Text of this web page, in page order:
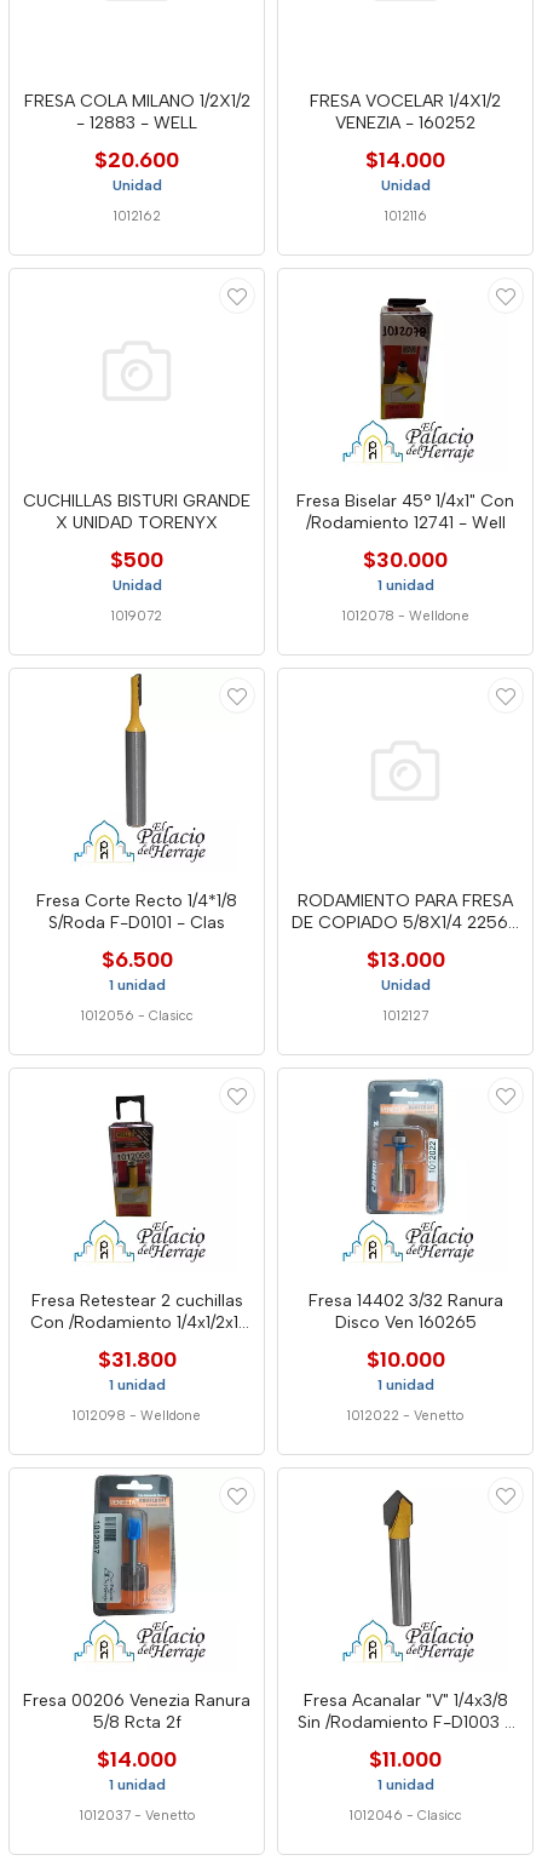
FRESA COLA MILANO 1/2X1/2
- 12883 - WELL
$20.600
Unidad
1012162
FRESA VOCELAR 1/4X1/2
VENEZIA - 160252
$14.000
Unidad
1012116
CUCHILLAS BISTURI GRANDE
X UNIDAD TORENYX
$500
Unidad
1019072
Fresa Biselar 45° 1/4x1" Con
/Rodamiento 12741 - Well
$30.000
1 unidad
1012078 - Welldone
Fresa Corte Recto 1/4*1/8
S/Roda F-D0101 - Clas
$6.500
1 unidad
1012056 - Clasicc
RODAMIENTO PARA FRESA
DE COPIADO 5/8X1/4 22564
$13.000
Unidad
1012127
Fresa Retestear 2 cuchillas
Con /Rodamiento 1/4x1/2x1"
$31.800
1 unidad
1012098 - Welldone
Fresa 14402 3/32 Ranura
Disco Ven 160265
$10.000
1 unidad
1012022 - Venetto
Fresa 00206 Venezia Ranura
5/8 Rcta 2f
$14.000
1 unidad
1012037 - Venetto
Fresa Acanalar "V" 1/4x3/8
Sin /Rodamiento F-D1003 -
$11.000
1 unidad
1012046 - Clasicc